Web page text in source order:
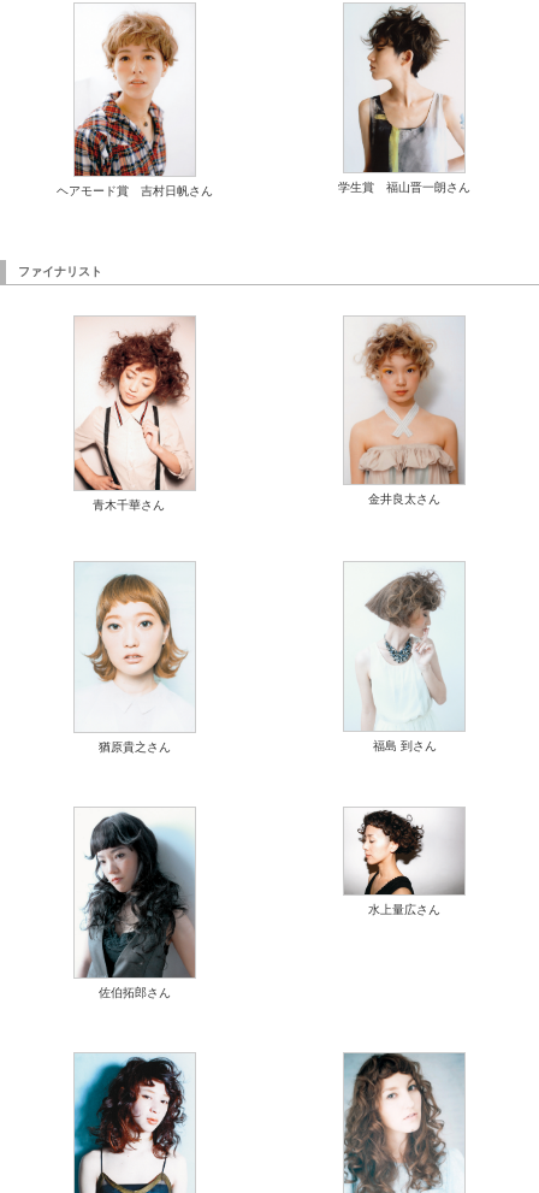
ヘアモード賞 吉村日帆さん 学生賞 福山晋一朗さん
ファイナリスト
青木千華さん 金井良太さん
猶原貴之さん 福島 到さん
佐伯拓郎さん
水上量広さん